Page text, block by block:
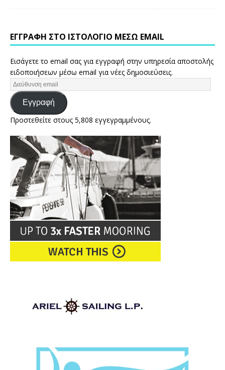
ΕΓΓΡΑΦΉ ΣΤΟ ΙΣΤΟΛΌΓΙΟ ΜΈΣΩ EMAIL
Εισάγετε το email σας για εγγραφή στην υπηρεσία αποστολής
ειδοποιήσεων μέσω email για νέες δημοσιεύσεις.
Εγγραφή
Προστεθείτε στους 5,808 εγγεγραμμένους.